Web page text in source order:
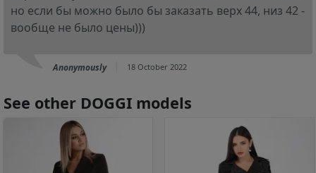
но если бы можно было бы заказать верх 44, низ 42 -
вообще не было цены)))
Anonymously 18 October 2022
See other DOGGI models